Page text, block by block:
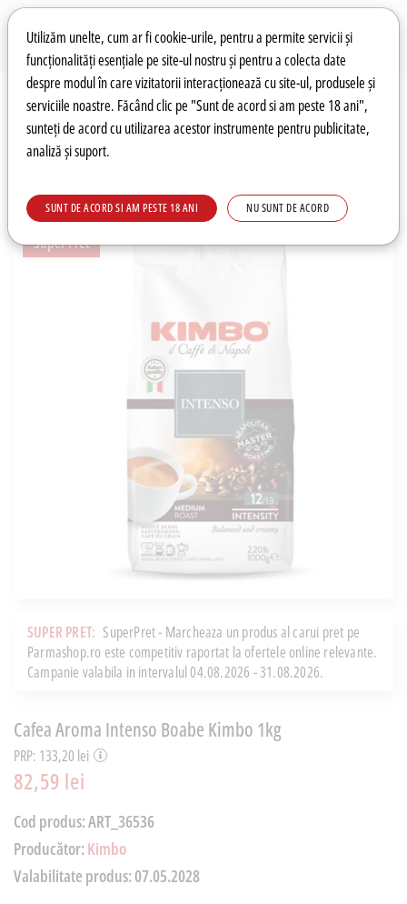
Preferințe pentru cookie-uri
Utilizăm unelte, cum ar fi cookie-urile, pentru a permite servicii și
funcționalități esențiale pe site-ul nostru și pentru a colecta date
despre modul în care vizitatorii interacționează cu site-ul, produsele și
serviciile noastre. Făcând clic pe "Sunt de acord si am peste 18 ani",
sunteți de acord cu utilizarea acestor instrumente pentru publicitate,
analiză și suport.
SUNT DE ACORD SI AM PESTE 18 ANI NU SUNT DE ACORD
Wishlist Autentificare
Super Pret
SUPER PRET: SuperPret - Marcheaza un produs al carui pret pe
Parmashop.ro este competitiv raportat la ofertele online relevante.
Campanie valabila in intervalul 04.08.2026 - 31.08.2026.
Cafea Aroma Intenso Boabe Kimbo 1kg
PRP: 133,20 lei
82,59 lei
Cod produs:ART_36536
Producător: Kimbo
Valabilitate produs: 07.05.2028